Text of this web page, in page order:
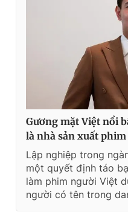
Gương mặt Việt nổi
là nhà sản xuất
Lập nghiệp trong
một quyết định táo
làm phim người Việt
người có tên trong